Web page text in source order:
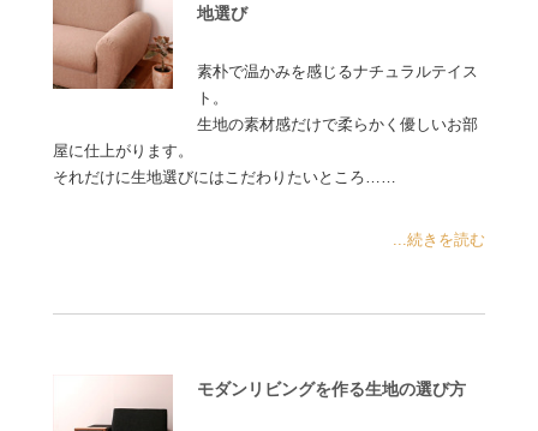
地選び
素朴で温かみを感じるナチュラルテイス
ト。
生地の素材感だけで柔らかく優しいお部
屋に仕上がります。
それだけに生地選びにはこだわりたいところ……
...続きを読む
モダンリビングを作る生地の選び方